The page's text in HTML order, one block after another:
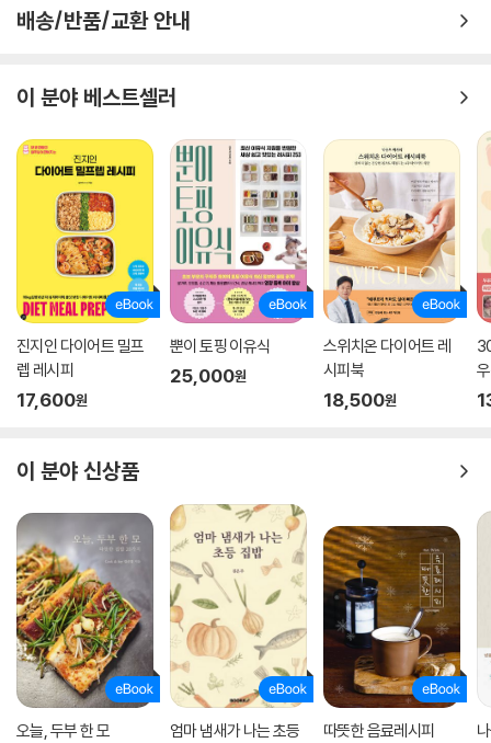
영양솥밥
곤드레나물밥
가지밥
무굴밥
홍합 버터밥
쇠고기 채소죽
참치 채소죽
닭 녹두죽
전복죽
매생이 굴죽
팥죽
잣 은행죽
콩죽
국수
바지락칼국수
잔치국수
우묵 콩국
도토리묵국수
김치말이국수
열무비빔국수
배송/반품/교환 안내
이 분야 베스트셀러
진지인 다이어트 밀프
렙 레시피
17,600원
뿐이 토핑 이유식
25,000원
스위치온 다이어트 레
시피북
18,500원
이 분야 신상품
오늘, 두부 한 모
엄마 냄새가 나는 초등
따뜻한 음료레시피